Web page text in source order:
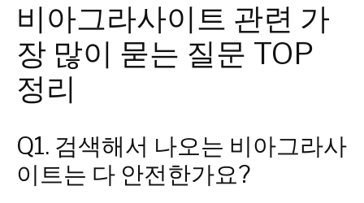
비아그라사이트 관련 가
장 많이 묻는 질문 TOP
정리
Q1. 검색해서 나오는 비아그라사
이트는 다 안전한가요?